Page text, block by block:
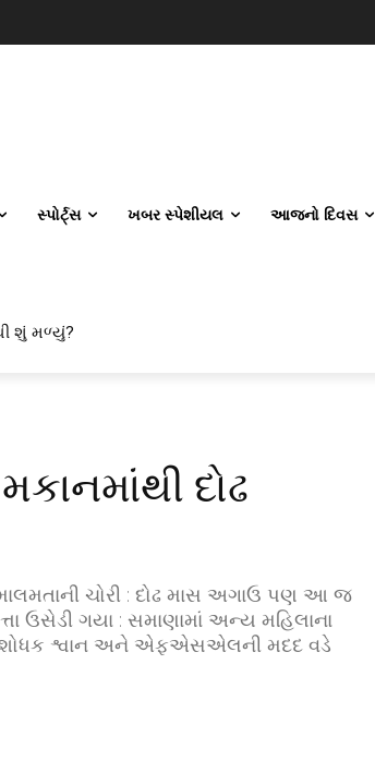
સ્પોર્ટ્સ ખબર સ્પેશીયલ આજનો દિવસ
શું મળ્યું?
દોઢ
ચોરી : દોઢ માસ અગાઉ પણ આ જ
ઉસેડી ગયા : સમાણામાં અન્ય મહિલાના
શ્વાન અને એફએસએલની મદદ વડે